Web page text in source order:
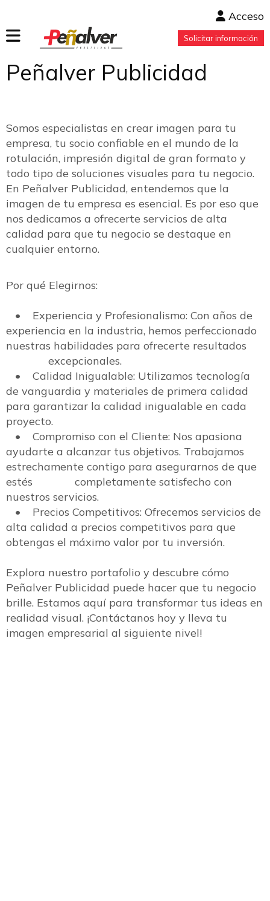
Acceso
Solicitar información
INICIO
PEÑALVER PUBLICIDAD
CONTACTO
Peñalver Publicidad
Somos especialistas en crear imagen para tu
empresa, tu socio confiable en el mundo de la
rotulación, impresión digital de gran formato y
todo tipo de soluciones visuales para tu negocio.
En Peñalver Publicidad, entendemos que la
imagen de tu empresa es esencial. Es por eso que
nos dedicamos a ofrecerte servicios de alta
calidad para que tu negocio se destaque en
cualquier entorno.
Por qué Elegirnos:
• Experiencia y Profesionalismo: Con años de
experiencia en la industria, hemos perfeccionado
nuestras habilidades para ofrecerte resultados
excepcionales.
• Calidad Inigualable: Utilizamos tecnología
de vanguardia y materiales de primera calidad
para garantizar la calidad inigualable en cada
proyecto.
• Compromiso con el Cliente: Nos apasiona
ayudarte a alcanzar tus objetivos. Trabajamos
estrechamente contigo para asegurarnos de que
estés completamente satisfecho con
nuestros servicios.
• Precios Competitivos: Ofrecemos servicios de
alta calidad a precios competitivos para que
obtengas el máximo valor por tu inversión.
Explora nuestro portafolio y descubre cómo
Peñalver Publicidad puede hacer que tu negocio
brille. Estamos aquí para transformar tus ideas en
realidad visual. ¡Contáctanos hoy y lleva tu
imagen empresarial al siguiente nivel!